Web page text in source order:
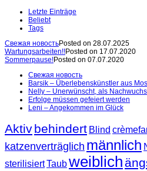
Letzte Einträge
Beliebt
Tags
Свежая новостьPosted on 28.07.2025
Wartungsarbeiten!!Posted on 17.07.2020
Sommerpause!Posted on 07.07.2020
Свежая новость
Barsik – Überlebenskünstler aus
Nelly – Unerwünscht, als
Erfolge müssen gefeiert werden
Leni – Angekommen im Glück
Aktivbehindert Blind
katzenverträglich männlich
sterilisiertTaubweiblich